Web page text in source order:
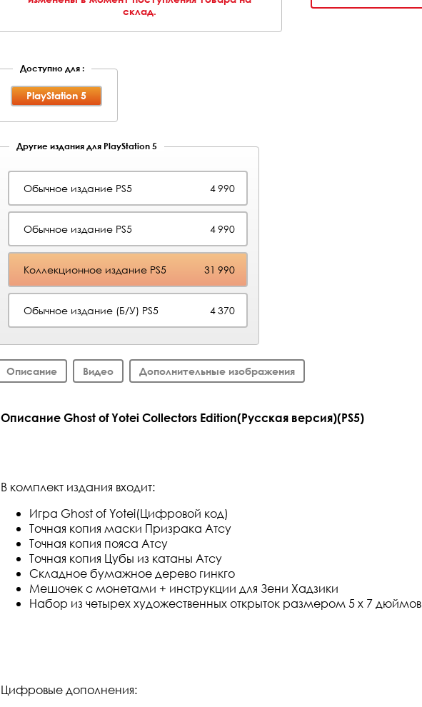
склад.
Доступно для :
PlayStation 5
Другие издания для PlayStation 5
Обычное издание PS5 4 990
Обычное издание PS5 4 990
Коллекционное издание PS5 31 990
Обычное издание (Б/У) PS5 4 370
Описание Видео Дополнительные изображения
Описание Ghost of Yotei Collectors Edition(Русская версия)(PS5)
В комплект издания входит:
Игра Ghost of Yotei(Цифровой код)
Точная копия маски Призрака Атсу
Точная копия пояса Атсу
Точная копия Цубы из катаны Атсу
Складное бумажное дерево гинкго
Мешочек с монетами + инструкции для Зени Хадзики
Набор из четырех художественных открыток размером 5 х 7 дюймов
Цифровые дополнения: